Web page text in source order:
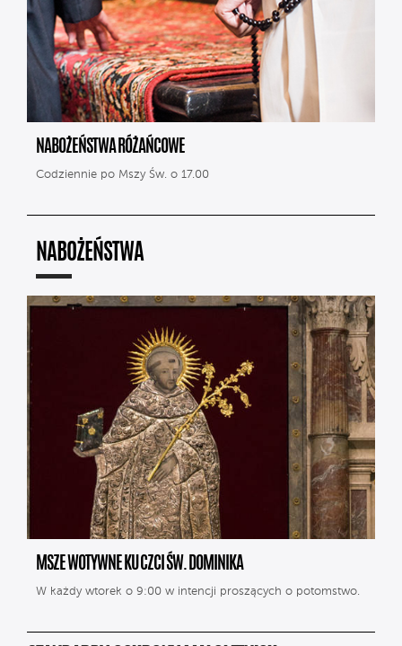
NABOŻEŃSTWA RÓŻAŃCOWE
Codziennie po Mszy Św. o 17.00
NABOŻEŃSTWA
MSZE WOTYWNE KU CZCI ŚW. DOMINIKA
W każdy wtorek o 9:00 w intencji proszących o potomstwo.